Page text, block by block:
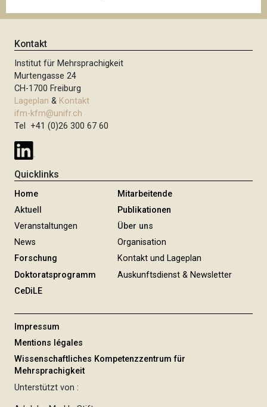
Kontakt
Institut für Mehrsprachigkeit
Murtengasse 24
CH-1700 Freiburg
Lageplan & Kontakt
ifm-kfm@unifr.ch
Tel +41 (0)26 300 67 60
Quicklinks
Home
Aktuell
Veranstaltungen
News
Forschung
Doktoratsprogramm
CeDiLE
Mitarbeitende
Publikationen
Über uns
Organisation
Kontakt und Lageplan
Auskunftsdienst & Newsletter
Impressum
Mentions légales
Wissenschaftliches Kompetenzzentrum für
Mehrsprachigkeit
Unterstützt von :